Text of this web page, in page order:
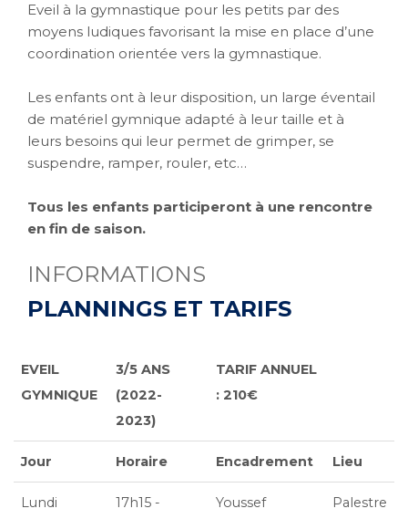
Eveil à la gymnastique pour les petits par des
moyens ludiques favorisant la mise en place d’une
coordination orientée vers la gymnastique.
Les enfants ont à leur disposition, un large éventail
de matériel gymnique adapté à leur taille et à
leurs besoins qui leur permet de grimper, se
suspendre, ramper, rouler, etc…
Tous les enfants participeront à une rencontre
en fin de saison.
INFORMATIONS
PLANNINGS ET TARIFS
EVEIL
GYMNIQUE
3/5 ANS
(2022-
2023)
TARIF ANNUEL
: 210€
Jour Horaire Encadrement Lieu
Lundi
17h15 -
Youssef Palestre